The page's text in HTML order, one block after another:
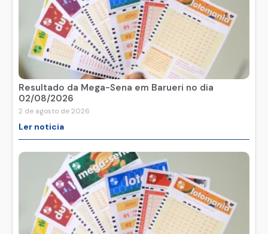
Resultado da Mega-Sena em Barueri no dia
02/08/2026
2 de agosto de 2026
Ler noticia